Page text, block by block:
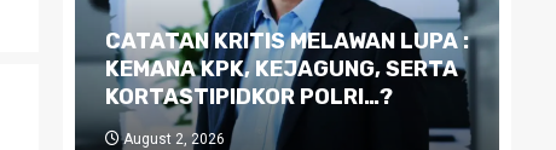
CATATAN KRITIS MELAWAN LUPA :
KEMANA KPK, KEJAGUNG, SERTA
KORTASTIPIDKOR POLRI…?
August 2, 2026